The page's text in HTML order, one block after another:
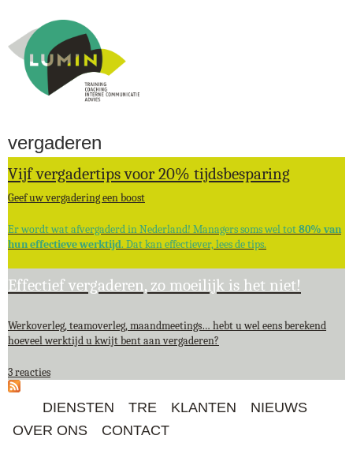
vergaderen
Vijf vergadertips voor 20% tijdsbesparing
Geef uw vergadering een boost
Er wordt wat afvergaderd in Nederland! Managers soms wel tot80% van
hun effectieve werktijd. Dat kan effectiever, lees de tips.
Effectief vergaderen, zo moeilijk is het niet!
Werkoverleg, teamoverleg, maandmeetings… hebt u wel eens berekend
hoeveel werktijd u kwijt bent aan vergaderen?
3 reacties
DIENSTEN TRE KLANTEN
NIEUWS
OVER ONS
CONTACT